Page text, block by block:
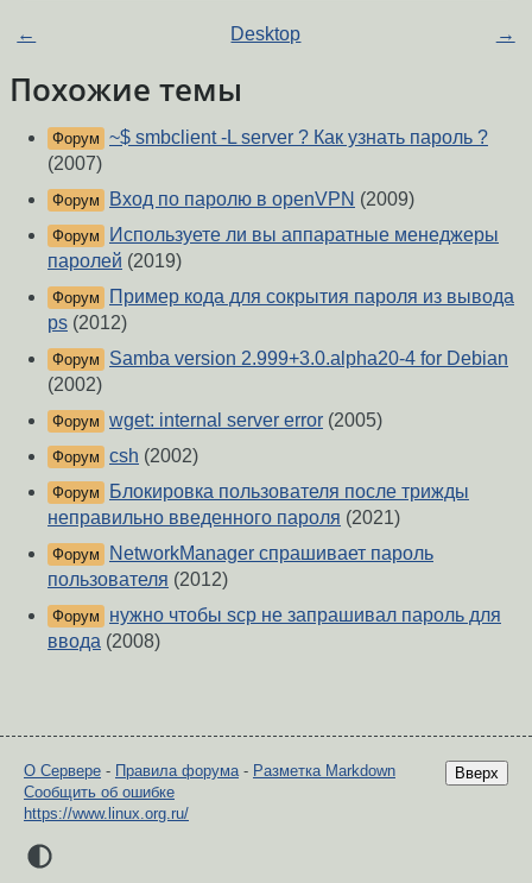
← Desktop →
Похожие темы
Форум ~$ smbclient -L server ? Как узнать пароль ?
(2007)
Форум Вход по паролю в openVPN (2009)
Форум
Используете ли вы аппаратные менеджеры
паролей (2019)
Форум
Пример кода для сокрытия пароля из вывода
ps (2012)
Форум
Samba version 2.999+3.0.alpha20-4 for Debian
(2002)
Форум wget: internal server error (2005)
Форум csh (2002)
Форум
Блокировка пользователя после трижды
неправильно введенного пароля (2021)
Форум
NetworkManager спрашивает пароль
пользователя (2012)
Форум
нужно чтобы scp не запрашивал пароль для
ввода (2008)
Вверх
О Сервере - Правила форума- Разметка Markdown
Сообщить об ошибке
https://www.linux.org.ru/